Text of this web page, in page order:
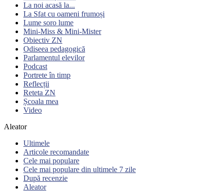
La noi acasă la...
La Sfat cu oameni frumoși
Lume soro lume
Mini-Miss & Mini-Mister
Obiectiv ZN
Odiseea pedagogică
Parlamentul elevilor
Podcast
Portrete în timp
Reflecții
Reteta ZN
Școala mea
Video
Aleator
Ultimele
Articole recomandate
Cele mai populare
Cele mai populare din ultimele 7 zile
După recenzie
Aleator